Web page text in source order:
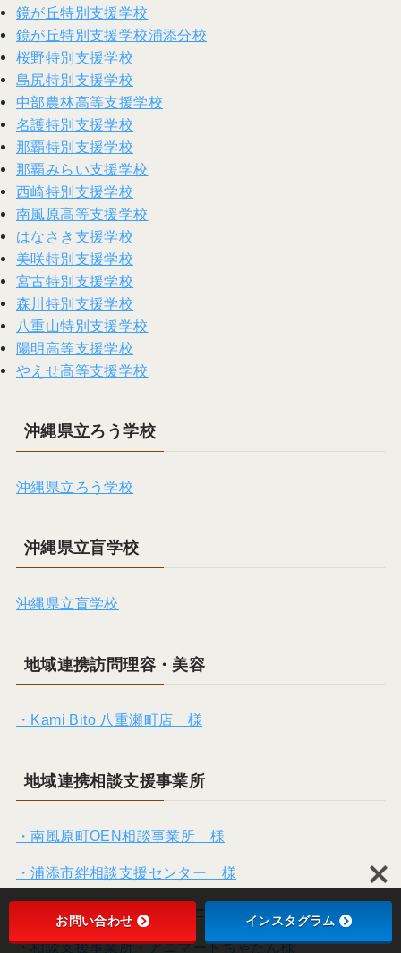
鏡が丘特別支援学校
鏡が丘特別支援学校浦添分校
桜野特別支援学校
島尻特別支援学校
中部農林高等支援学校
名護特別支援学校
那覇特別支援学校
那覇みらい支援学校
西崎特別支援学校
南風原高等支援学校
はなさき支援学校
美咲特別支援学校
宮古特別支援学校
森川特別支援学校
八重山特別支援学校
陽明高等支援学校
やえせ高等支援学校
沖縄県立ろう学校
沖縄県立ろう学校
沖縄県立盲学校
沖縄県立盲学校
地域連携訪問理容・美容
・Kami Bito 八重瀬町店 様
地域連携相談支援事業所
・南風原町OEN相談事業所 様
・浦添市絆相談支援センター 様
・浦添市地域サポートステーション琉球
・相談支援事業所・アニマートちゃたん様
お問い合わせ インスタグラム